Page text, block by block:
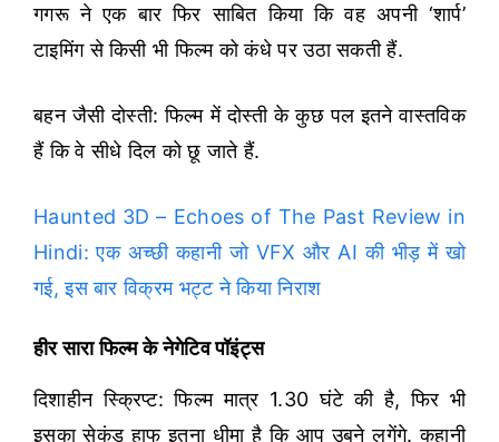
गगरू ने एक बार फिर साबित किया कि वह अपनी ‘शार्प’
टाइमिंग से किसी भी फिल्म को कंधे पर उठा सकती हैं.
बहन जैसी दोस्ती: फिल्म में दोस्ती के कुछ पल इतने वास्तविक
हैं कि वे सीधे दिल को छू जाते हैं.
Haunted 3D – Echoes of The Past Review in
Hindi: एक अच्छी कहानी जो VFX और AI की भीड़ में खो
गई, इस बार विक्रम भट्ट ने किया निराश
हीर सारा फिल्म के नेगेटिव पॉइंट्स
दिशाहीन स्क्रिप्ट: फिल्म मात्र 1.30 घंटे की है, फिर भी
इसका सेकंड हाफ इतना धीमा है कि आप उबने लगेंगे. कहानी